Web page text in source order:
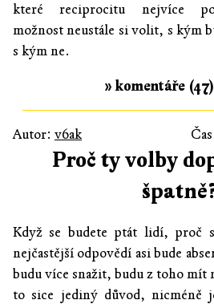
které reciprocitu nejvíce
možnost neustále si volit, s kým
s kým ne.
» komentáře
Autor: v6ak
Proč ty volby
Když se budete ptát lidí, proč
nejčastější odpovědí asi bude
budu více snažit, budu z toho
to sice jediný důvod, nicméně